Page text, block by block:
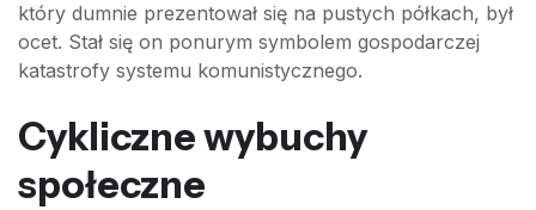
który dumnie prezentował się na pustych półkach, był
ocet. Stał się on ponurym symbolem gospodarczej
katastrofy systemu komunistycznego.
Cykliczne wybuchy
społeczne